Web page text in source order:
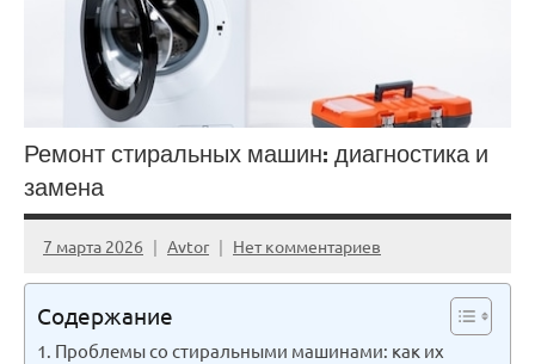
Ремонт стиральных машин: диагностика и
замена
7 марта 2026 Avtor Нет комментариев
Содержание
Проблемы со стиральными машинами: как их